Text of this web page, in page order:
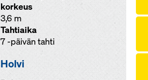
korkeus
3,6 m
Tahtiaika
7 -päivän tahti
Holvi